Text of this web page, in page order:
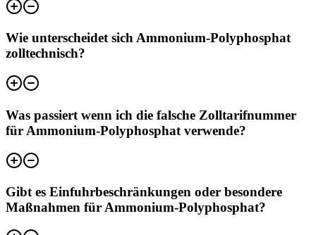
Wie unterscheidet sich Ammonium-Polyphosphat
zolltechnisch?
Was passiert wenn ich die falsche Zolltarifnummer
für Ammonium-Polyphosphat verwende?
Gibt es Einfuhrbeschränkungen oder besondere
Maßnahmen für Ammonium-Polyphosphat?